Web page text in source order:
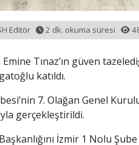
Editör 2 dk. okuma süresi
Tınaz’ın güven
katıldı.
7. Olağan Genel
gerçekleştirildi.
İzmir 1 Nolu